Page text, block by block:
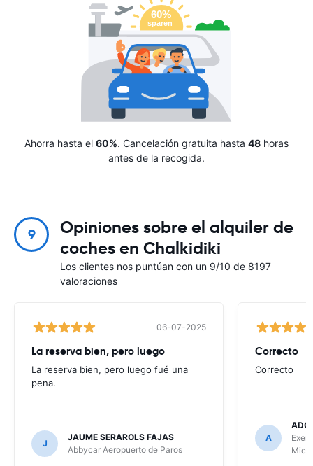
Ahorra hasta el 60%. Cancelación gratuita hasta 48 horas
antes de la recogida.
9
Opiniones sobre el alquiler de
coches en Chalkidiki
Los clientes nos puntúan con un 9/10 de 8197
valoraciones
06-07-2025
La reserva bien, pero luego
La reserva bien, pero luego fué una
pena.
J
JAUME SERAROLS FAJAS
Abbycar Aeropuerto de Paros
Correcto
Correcto
A
Exer